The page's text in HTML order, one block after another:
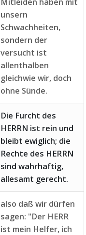
unsern
Schwachheiten,
sondern der
versucht ist
allenthalben
gleichwie wir, doch
ohne Sünde.
Die Furcht des
HERRN ist rein und
bleibt ewiglich; die
Rechte des HERRN
sind wahrhaftig,
allesamt gerecht.
also daß wir dürfen
sagen: "Der HERR
ist mein Helfer, ich